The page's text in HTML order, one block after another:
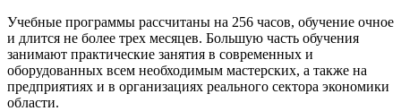
Учебные программы рассчитаны на 256 часов, обучение очное
и длится не более трех месяцев. Большую часть обучения
занимают практические занятия в современных и
оборудованных всем необходимым мастерских, а также на
предприятиях и в организациях реального сектора экономики
области.